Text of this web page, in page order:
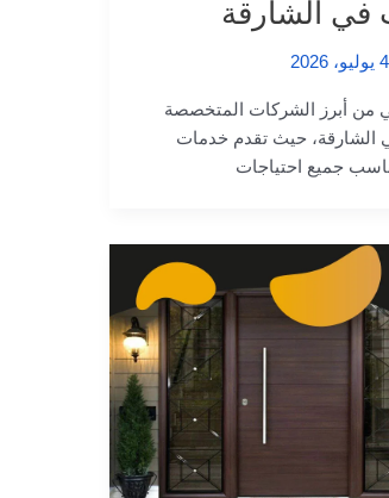
في الشارقة
4 يوليو، 2026
من أبرز الشركات المتخصصة
الشارقة، حيث تقدم خدمات
جميع احتياجات